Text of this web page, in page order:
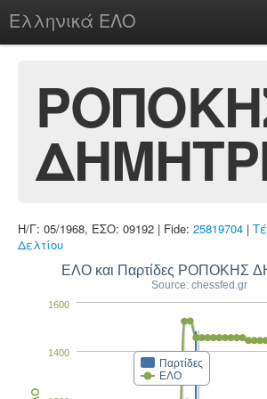
Ελληνικά ΕΛΟ
chesstu.be @ discord
Login
Η/Γ: 05/1968, ΕΣΟ: 09192 | Fide: 25819704 |
Δελτίου
ΕΛΟ
Source: chessfed.gr
Παρτίδες
ΕΛΟ
1400
1600